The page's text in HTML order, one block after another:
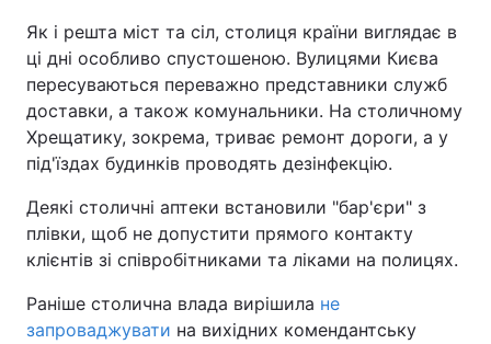
Як і решта міст та сіл, столиця країни виглядає в
ці дні особливо спустошеною. Вулицями Києва
пересуваються переважно представники служб
доставки, а також комунальники. На столичному
Хрещатику, зокрема, триває ремонт дороги, а у
під'їздах будинків проводять дезінфекцію.
Деякі столичні аптеки встановили "бар'єри" з
плівки, щоб не допустити прямого контакту
клієнтів зі співробітниками та ліками на полицях.
Раніше столична влада вирішила не
запроваджувати на вихідних комендантську